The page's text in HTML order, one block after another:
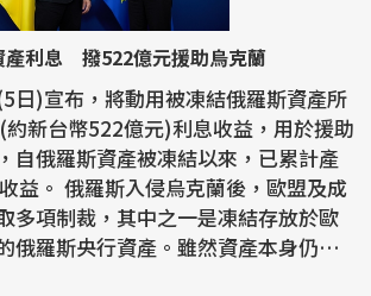
產利息 撥522億元援助烏克蘭
日)宣布，將動用被凍結俄羅斯資產所
新台幣522億元)利息收益，用於援助
自俄羅斯資產被凍結以來，已累計產
後，歐盟及成
多項制裁，其中之一是凍結存放於歐
俄羅斯央行資產。雖然資產本身仍